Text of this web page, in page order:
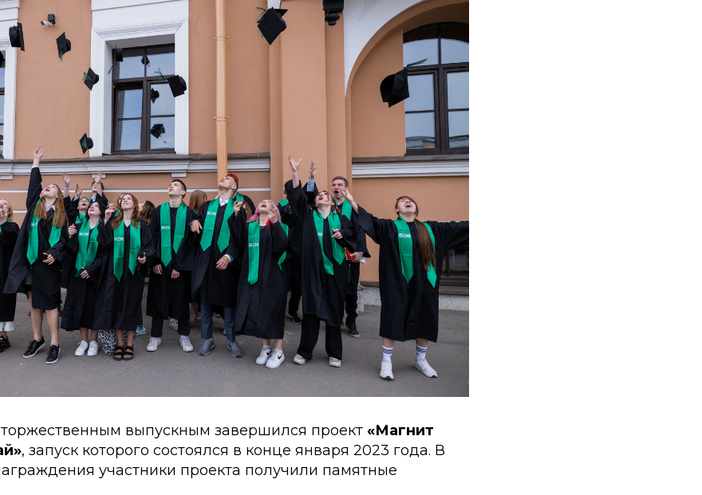
торжественным выпускным завершился проект «Магнит
, запуск которого состоялся в конце января 2023 года. В
участники проекта получили памятные